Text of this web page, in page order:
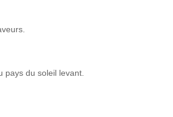
du soleil levant.